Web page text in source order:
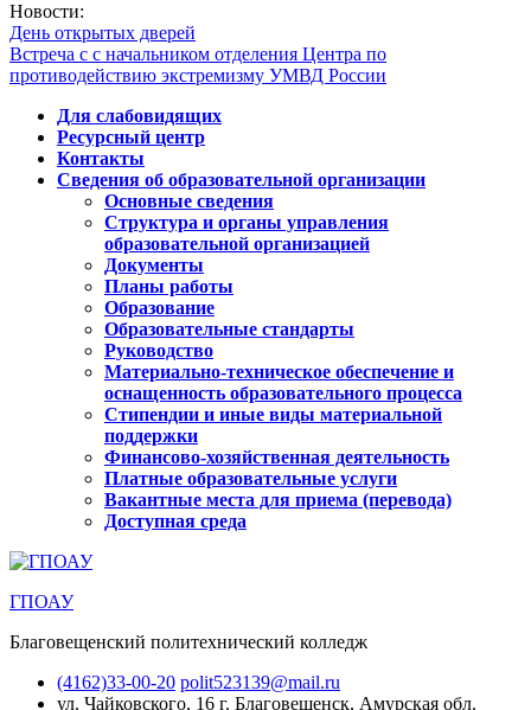
Новости:
День открытых дверей
Встреча с с начальником отделения Центра по
противодействию экстремизму УМВД России
Для слабовидящих
Ресурсный центр
Контакты
Сведения об образовательной организации
Основные сведения
Структура и органы управления
образовательной организацией
Документы
Планы работы
Образование
Образовательные стандарты
Руководство
Материально-техническое обеспечение и
оснащенность образовательного процесса
Стипендии и иные виды материальной
поддержки
Финансово-хозяйственная деятельность
Платные образовательные услуги
Вакантные места для приема (перевода)
Доступная среда
ГПОАУ
Благовещенский политехнический колледж
(4162)33-00-20 polit523139@mail.ru
ул. Чайковского, 16 г. Благовещенск, Амурская обл.